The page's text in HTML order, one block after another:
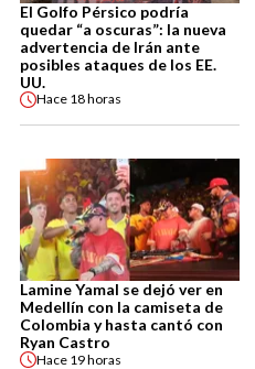
El Golfo Pérsico podría
quedar “a oscuras”: la nueva
advertencia de Irán ante
posibles ataques de los EE.
UU.
Hace 18 horas
Lamine Yamal se dejó ver en
Medellín con la camiseta de
Colombia y hasta cantó con
Ryan Castro
Hace 19 horas